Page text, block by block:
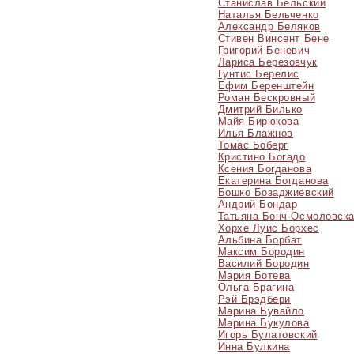
Станислав Бельский
Наталья Бельченко
Александр Беляков
Стивен Винсент Бене
Григорий Беневич
Лариса Березовчук
Гунтис Берелис
Ефим Беренштейн
Роман Бескровный
Дмитрий Билько
Майя Бирюкова
Илья Блажнов
Томас Боберг
Кристино Богадо
Ксения Богданова
Екатерина Богданова
Бошко Бозаджиевский
Андрий Бондар
Татьяна Бонч-
Хорхе Луис Борхес
Альбина Борбат
Максим Бородин
Василий Бородин
Мария Ботева
Ольга Брагина
Рэй Брэдбери
Марина Бувайло
Марина Букулова
Игорь Булатовский
Инна Булкина